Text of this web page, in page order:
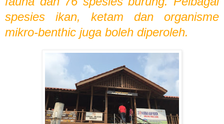
spesies ikan, ketam dan organisme
mikro-benthic juga boleh diperoleh.